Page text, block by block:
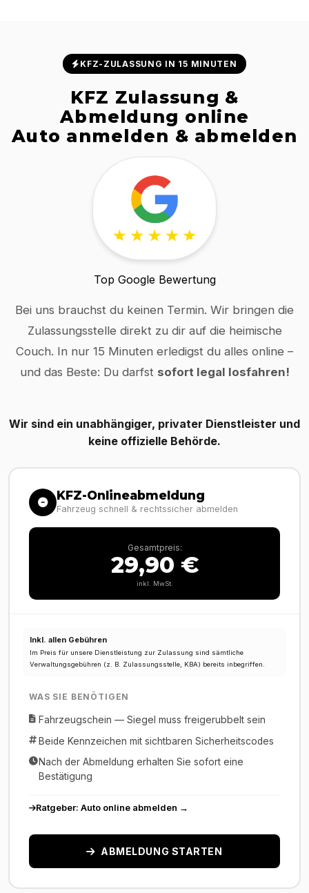
KFZ-ZULASSUNG IN 15 MINUTEN
KFZ Zulassung &
Abmeldung online
Auto anmelden & abmelden
Top Google Bewertung
Bei uns brauchst du keinen Termin. Wir bringen die
Zulassungsstelle direkt zu dir auf die heimische
Couch. In nur 15 Minuten erledigst du alles online –
und das Beste: Du darfst sofort legal losfahren!
Wir sind ein unabhängiger, privater Dienstleister und
keine offizielle Behörde.
KFZ-Onlineabmeldung
Fahrzeug schnell & rechtssicher abmelden
Gesamtpreis:
29,90 €
inkl. MwSt.
Inkl. allen Gebühren
Im Preis für unsere Dienstleistung zur Zulassung sind sämtliche
Verwaltungsgebühren (z. B. Zulassungsstelle, KBA) bereits inbegriffen.
WAS SIE BENÖTIGEN
Fahrzeugschein — Siegel muss freigerubbelt sein
Beide Kennzeichen mit sichtbaren Sicherheitscodes
Nach der Abmeldung erhalten Sie sofort eine
Bestätigung
Ratgeber: Auto online abmelden →
ABMELDUNG STARTEN